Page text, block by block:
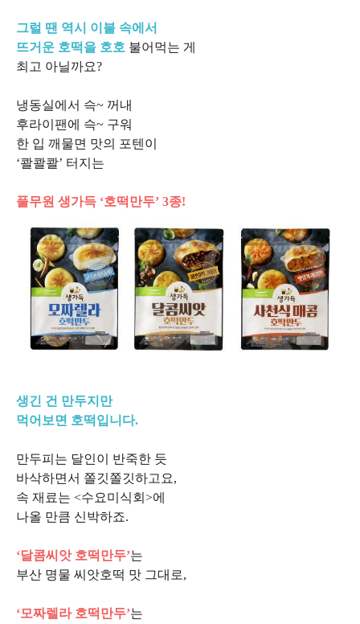
그럴 땐 역시 이불 속에서
뜨거운 호떡을 호호 불어먹는 게
최고 아닐까요?
냉동실에서 슥~ 꺼내
후라이팬에 슥~ 구워
한 입 깨물면 맛의 포텐이
‘콸콸콸’ 터지는
풀무원 생가득 ‘호떡만두’ 3종!
생긴 건 만두지만
먹어보면 호떡입니다.
만두피는 달인이 반죽한 듯
바삭하면서 쫄깃쫄깃하고요,
속 재료는 <수요미식회>에
나올 만큼 신박하죠.
‘달콤씨앗 호떡만두’는
부산 명물 씨앗호떡 맛 그대로,
‘모짜렐라 호떡만두’는